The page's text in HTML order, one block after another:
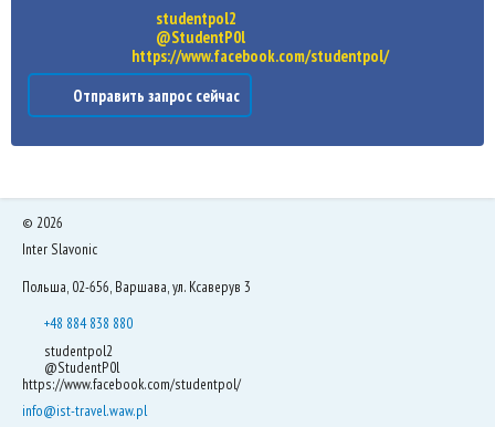
studentpol2
@StudentP0l
https://www.facebook.com/studentpol/
Отправить запрос сейчас
© 2026
Inter Slavonic
Польша, 02-656, Варшава, ул. Ксаверув 3
+48 884 838 880
studentpol2
@StudentP0l
https://www.facebook.com/studentpol/
info@ist-travel.waw.pl